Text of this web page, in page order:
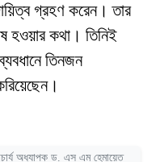
গ্রহণ করেন। তার
হওয়ার কথা। তিনিই
তিনজন
অধ্যাপক ড. এস এম হেমায়েত